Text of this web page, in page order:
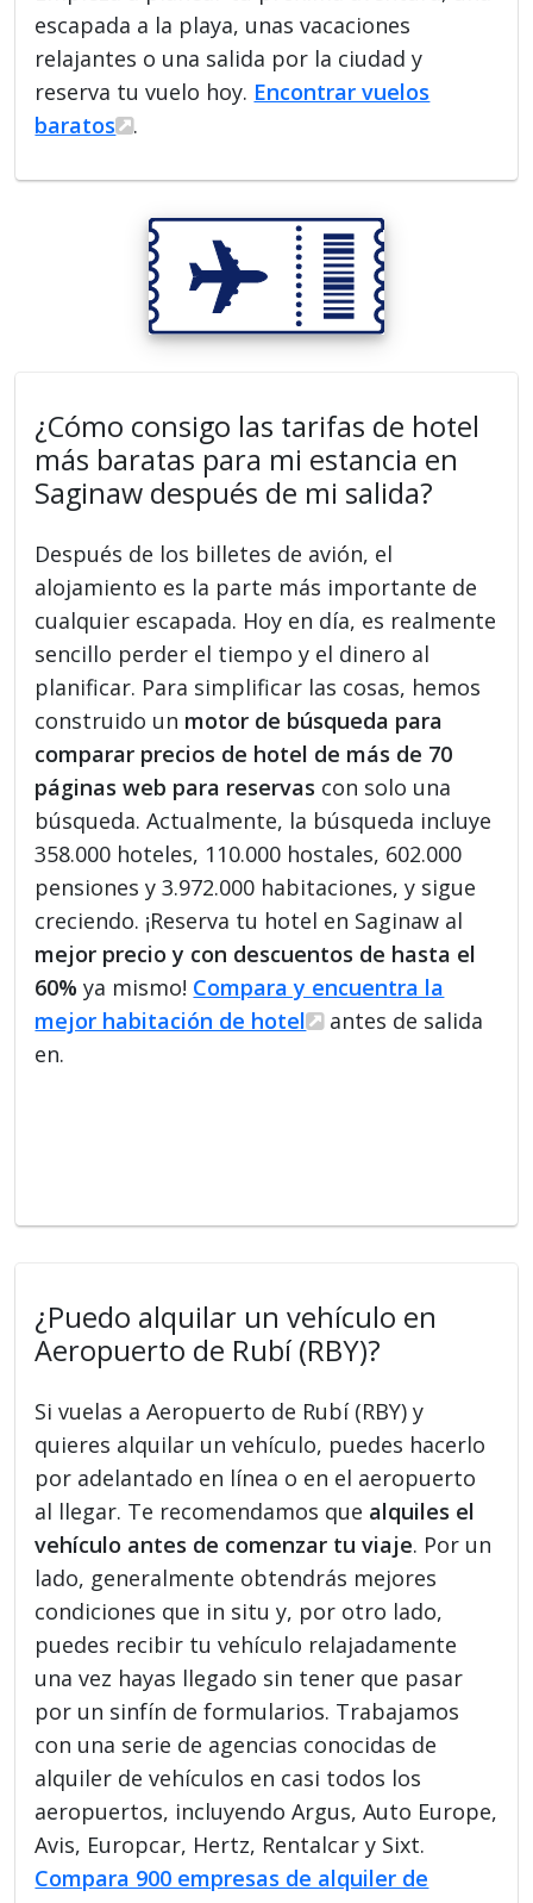
escapada a la playa, unas vacaciones
relajantes o una salida por la ciudad y
reserva tu vuelo hoy. Encontrar vuelos
baratos
.
¿Cómo consigo las tarifas de hotel
más baratas para mi estancia en
Saginaw después de mi salida?
Después de los billetes de avión, el
alojamiento es la parte más importante de
cualquier escapada. Hoy en día, es realmente
sencillo perder el tiempo y el dinero al
planificar. Para simplificar las cosas, hemos
construido un motor de búsqueda para
comparar precios de hotel de más de 70
páginas web para reservas con solo una
búsqueda. Actualmente, la búsqueda incluye
358.000 hoteles, 110.000 hostales, 602.000
pensiones y 3.972.000 habitaciones, y sigue
creciendo. ¡Reserva tu hotel en Saginaw al
mejor precio y con descuentos de hasta el
60% ya mismo! Compara y encuentra la
mejor habitación de hotel
antes de salida
en.
¿Puedo alquilar un vehículo en
Aeropuerto de Rubí (RBY)?
Si vuelas a Aeropuerto de Rubí (RBY) y
quieres alquilar un vehículo, puedes hacerlo
por adelantado en línea o en el aeropuerto
al llegar. Te recomendamos que alquiles el
vehículo antes de comenzar tu viaje. Por un
lado, generalmente obtendrás mejores
condiciones que in situ y, por otro lado,
puedes recibir tu vehículo relajadamente
una vez hayas llegado sin tener que pasar
por un sinfín de formularios. Trabajamos
con una serie de agencias conocidas de
alquiler de vehículos en casi todos los
aeropuertos, incluyendo Argus, Auto Europe,
Avis, Europcar, Hertz, Rentalcar y Sixt.
Compara 900 empresas de alquiler de